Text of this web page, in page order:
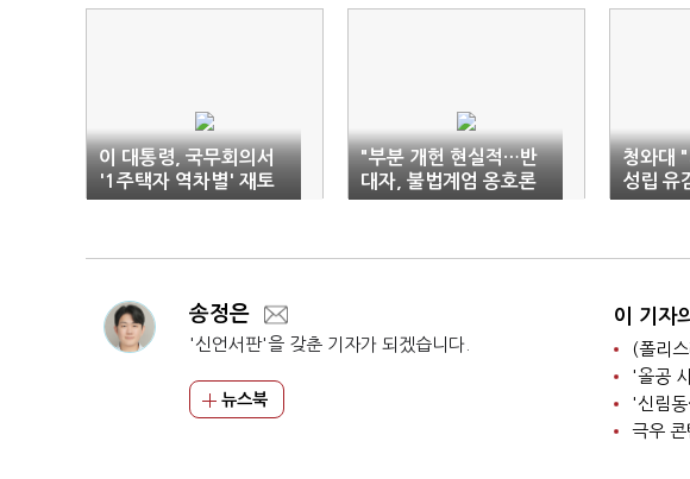
이 대통령, 국무회의서
'1주택자 역차별' 재토
론
"부분 개헌 현실적…반
대자, 불법계엄 옹호론
자"
청와대
성립 유
표결 참
송정은
'신언서판'을 갖춘 기자가 되겠습니다.
뉴스북
이 기자
'올공
극우